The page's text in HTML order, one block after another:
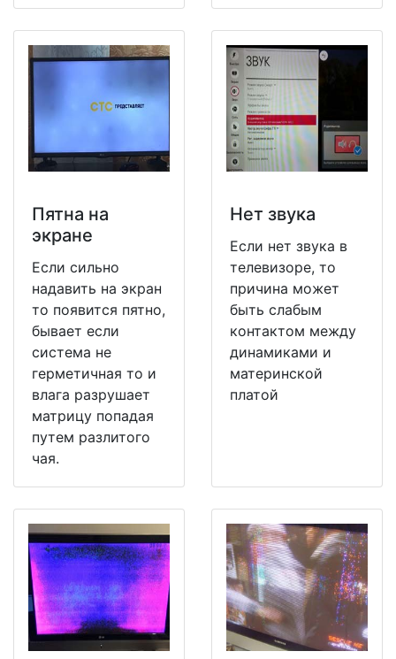
Пятна на
экране
Если сильно
надавить на экран
то появится пятно,
бывает если
система не
герметичная то и
влага разрушает
матрицу попадая
путем разлитого
чая.
Нет звука
Если нет звука в
телевизоре, то
причина может
быть слабым
контактом между
динамиками и
материнской
платой